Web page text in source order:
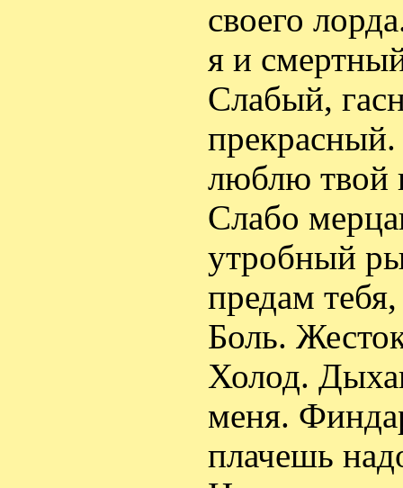
своего
я и
Слабый,
люблю твой
Слабо
утробный
предам
Боль.
Холод.
меня.
плачешь